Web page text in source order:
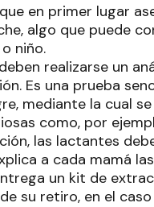
en primer lugar
algo que puede
niño.
realizarse un
Es una prueba
mediante la cual
como, por
las lactantes
a cada mamá
un kit de
su retiro, en el